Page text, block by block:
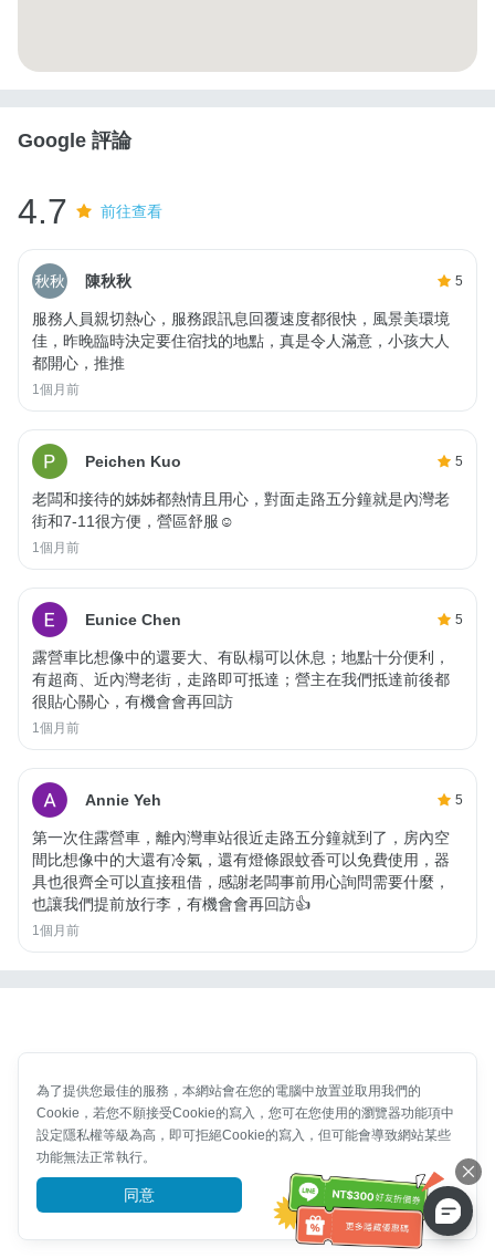
Google 評論
4.7 前往查看
陳秋秋 5
服務人員親切熱心，服務跟訊息回覆速度都很快，風景美環境
佳，昨晚臨時決定要住宿找的地點，真是令人滿意，小孩大人
都開心，推推
1個月前
Peichen Kuo 5
老闆和接待的姊姊都熱情且用心，對面走路五分鐘就是內灣老
街和7-11很方便，營區舒服☺️
1個月前
Eunice Chen 5
露營車比想像中的還要大、有臥榻可以休息；地點十分便利，
有超商、近內灣老街，走路即可抵達；營主在我們抵達前後都
很貼心關心，有機會會再回訪
1個月前
Annie Yeh 5
第一次住露營車，離內灣車站很近走路五分鐘就到了，房內空
間比想像中的大還有冷氣，還有燈條跟蚊香可以免費使用，器
具也很齊全可以直接租借，感謝老闆事前用心詢問需要什麼，
也讓我們提前放行李，有機會會再回訪👍
1個月前
為了提供您最佳的服務，本網站會在您的電腦中放置並取用我們的
Cookie，若您不願接受Cookie的寫入，您可在您使用的瀏覽器功能項中
設定隱私權等級為高，即可拒絕Cookie的寫入，但可能會導致網站某些
功能無法正常執行。
同意 前往了解